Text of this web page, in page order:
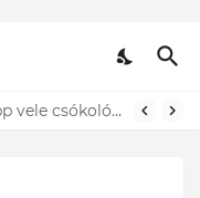
Lefotózták Oláh Ibolyát, amint épp vele csókolózik - EZT nem hiszed el, kinek a karjában kötött ki...ÍME